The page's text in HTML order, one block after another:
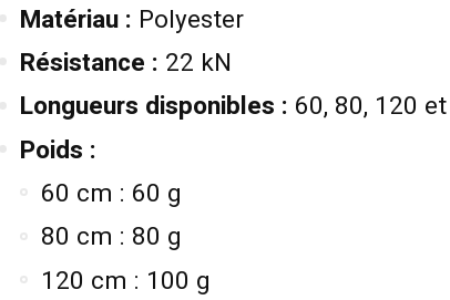
Matériau : Polyester
Résistance : 22 kN
Longueurs disponibles : 60, 80, 120
Poids :
60 cm : 60 g
80 cm : 80 g
120 cm : 100 g